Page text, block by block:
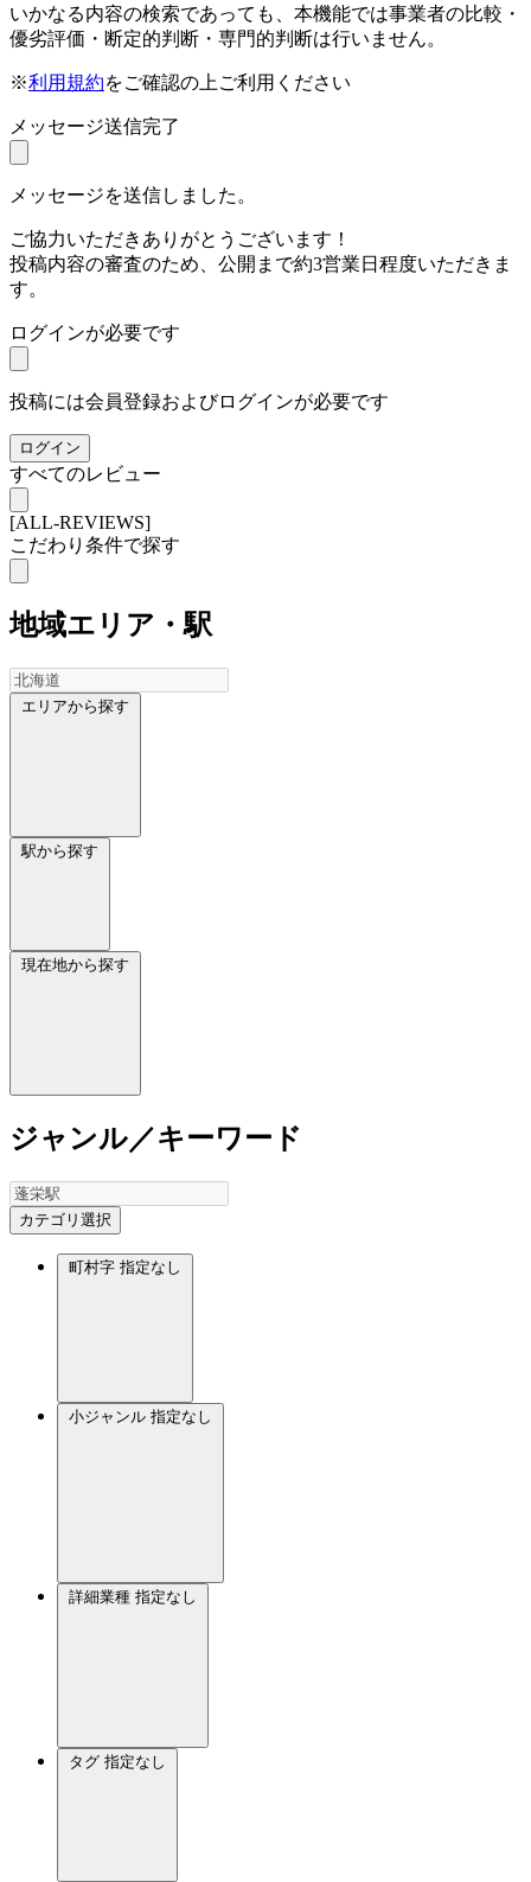
いかなる内容の検索であっても、本機能では事業者の比較・
優劣評価・断定的判断・専門的判断は行いません。
※利用規約をご確認の上ご利用ください
メッセージ送信完了
メッセージを送信しました。
ご協力いただきありがとうございます！
投稿内容の審査のため、公開まで約3営業日程度いただきま
す。
ログインが必要です
投稿には会員登録およびログインが必要です
ログイン
すべてのレビュー
[ALL-REVIEWS]
こだわり条件で探す
地域エリア・駅
エリアから探す
駅から探す
現在地から探す
ジャンル／キーワード
カテゴリ選択
町村字 指定なし
小ジャンル 指定なし
詳細業種 指定なし
タグ 指定なし